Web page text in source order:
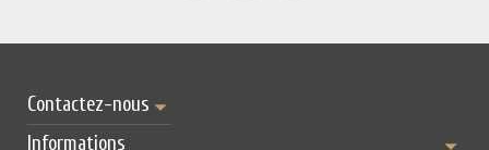
Contactez-nous
Informations